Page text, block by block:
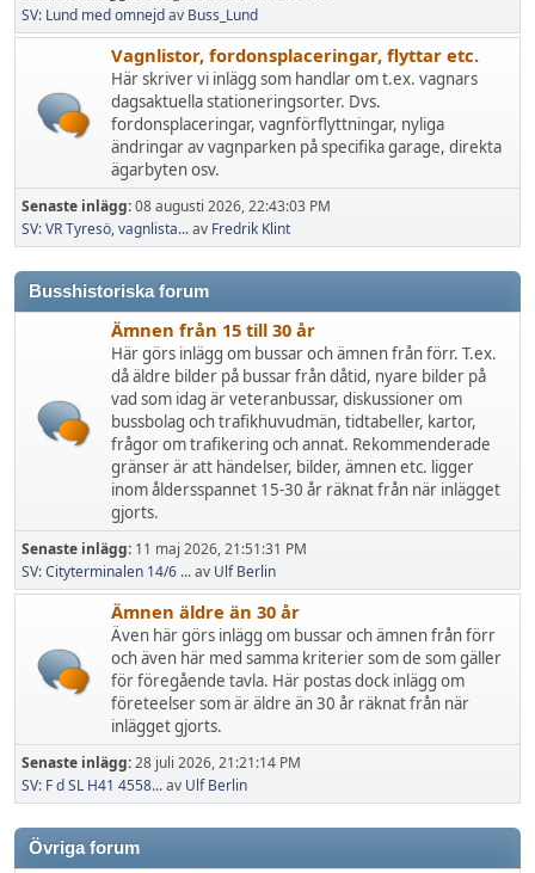
SV: Lund med omnejdav Buss_Lund
Vagnlistor, fordonsplaceringar, flyttar etc.
Här skriver vi inlägg som handlar om t.ex. vagnars
dagsaktuella stationeringsorter. Dvs.
fordonsplaceringar, vagnförflyttningar, nyliga
ändringar av vagnparken på specifika garage, direkta
ägarbyten osv.
Senaste inlägg:08 augusti 2026, 22:43:03 PM
SV: VR Tyresö, vagnlista...av Fredrik Klint
Busshistoriska forum
Ämnen från 15 till 30 år
Här görs inlägg om bussar och ämnen från förr. T.ex.
då äldre bilder på bussar från dåtid, nyare bilder på
vad som idag är veteranbussar, diskussioner om
bussbolag och trafikhuvudmän, tidtabeller, kartor,
frågor om trafikering och annat. Rekommenderade
gränser är att händelser, bilder, ämnen etc. ligger
inom åldersspannet 15-30 år räknat från när inlägget
gjorts.
Senaste inlägg: 11 maj 2026, 21:51:31 PM
SV: Cityterminalen 14/6 ...av Ulf Berlin
Ämnen äldre än 30 år
Även här görs inlägg om bussar och ämnen från förr
och även här med samma kriterier som de som gäller
för föregående tavla. Här postas dock inlägg om
företeelser som är äldre än 30 år räknat från när
inlägget gjorts.
Senaste inlägg:28 juli 2026, 21:21:14 PM
SV: F d SL H41 4558...av Ulf Berlin
Övriga forum